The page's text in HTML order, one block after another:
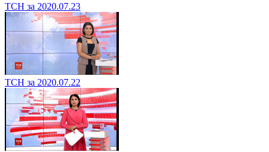
ТСН за 2020.07.23
ТСН за 2020.07.22